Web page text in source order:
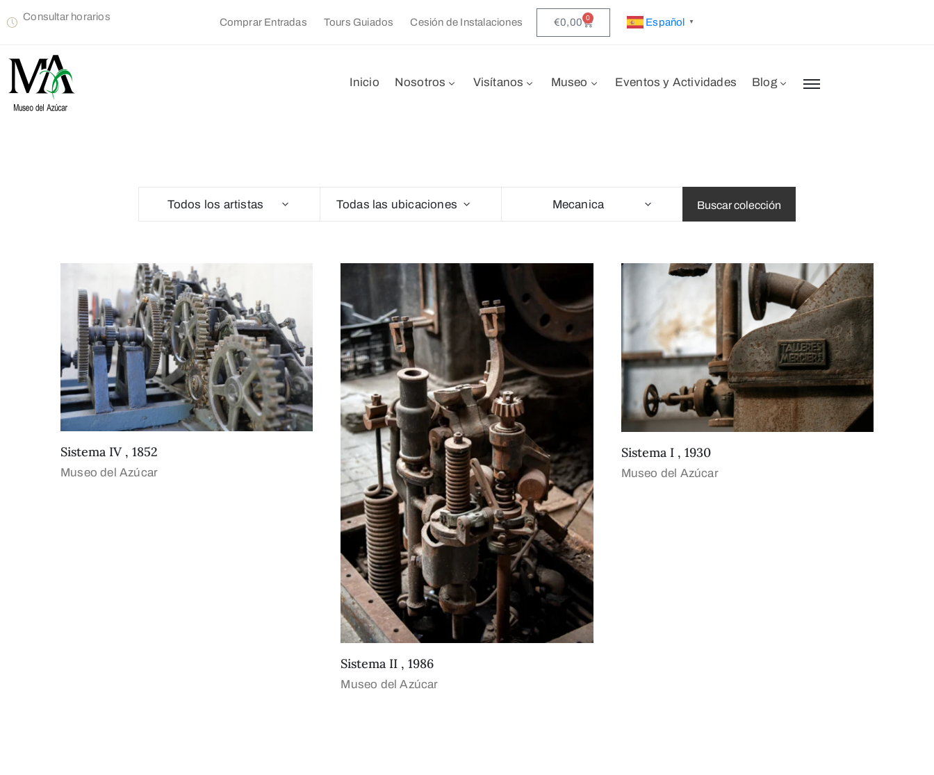
Consultar horarios Comprar Entradas Tours Guiados Cesión de Instalaciones €0,00 0 Español ▼
Inicio Nosotros Visítanos Museo Eventos y Actividades Blog
Todos los artistas Todas las ubicaciones Mecanica
Sistema IV , 1852
Museo del Azúcar
Sistema II , 1986
Museo del Azúcar
Sistema I , 1930
Museo del Azúcar